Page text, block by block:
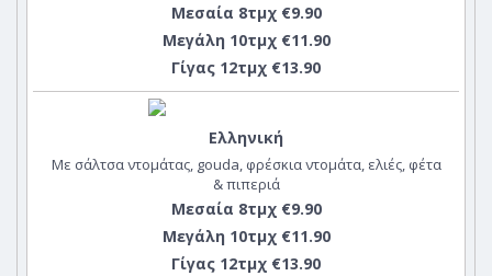
Μεσαία 8τμχ €9.90
Μεγάλη 10τμχ €11.90
Γίγας 12τμχ €13.90
Ελληνική
Με σάλτσα ντομάτας, gouda, φρέσκια ντομάτα, ελιές, φέτα
& πιπεριά
Μεσαία 8τμχ €9.90
Μεγάλη 10τμχ €11.90
Γίγας 12τμχ €13.90